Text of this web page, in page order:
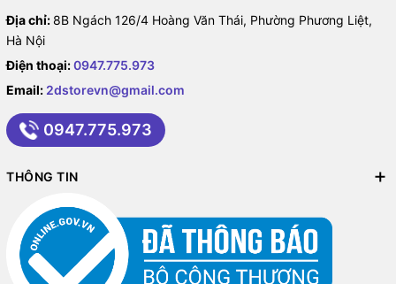
Địa chỉ: 8B Ngách 126/4 Hoàng Văn Thái, Phường Phương Liệt,
Hà Nội
Điện thoại:0947.775.973
Email: 2dstorevn@gmail.com
0947.775.973
THÔNG TIN